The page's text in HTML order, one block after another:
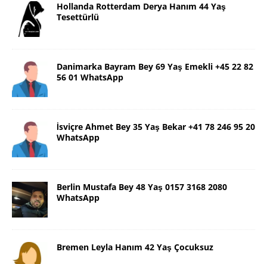
Hollanda Rotterdam Derya Hanım 44 Yaş
Tesettürlü
Danimarka Bayram Bey 69 Yaş Emekli +45 22 82
56 01 WhatsApp
İsviçre Ahmet Bey 35 Yaş Bekar +41 78 246 95 20
WhatsApp
Berlin Mustafa Bey 48 Yaş 0157 3168 2080
WhatsApp
Bremen Leyla Hanım 42 Yaş Çocuksuz